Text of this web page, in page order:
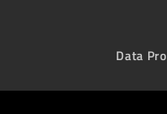
Data